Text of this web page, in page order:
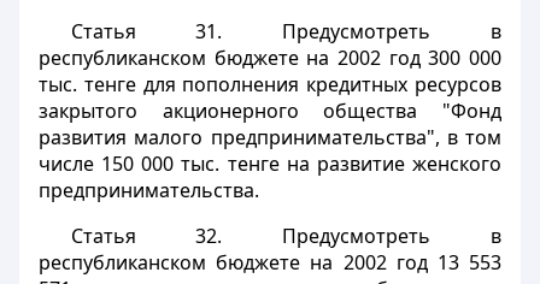
Статья 31. Предусмотреть в
республиканском бюджете на 2002 год 300 000
тыс. тенге для пополнения кредитных ресурсов
закрытого акционерного общества "Фонд
развития малого предпринимательства", в том
числе 150 000 тыс. тенге на развитие женского
предпринимательства.
Статья 32. Предусмотреть в
республиканском бюджете на 2002 год 13 553